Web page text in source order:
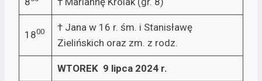
1800
† Jana w 16 r. śm. i Stanisławę
Zielińskich oraz zm. z rodz.
WTOREK 9 lipca 2024 r.